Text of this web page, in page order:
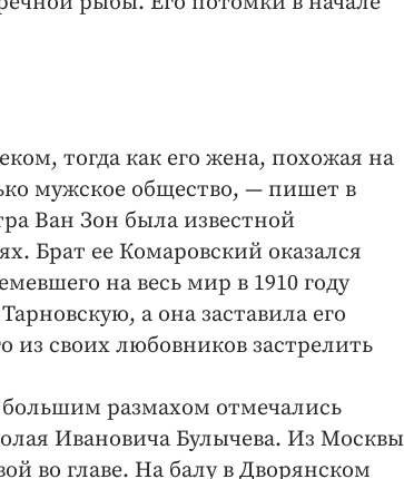
тогда как его жена, похожая на
мужское общество, — пишет в
Ван Зон была известной
Брат ее Комаровский оказался
на весь мир в 1910 году
а она заставила его
из своих любовников застрелить
большим размахом отмечались
Ивановича Булычева. Из Москвы
во главе. На балу в Дворянском